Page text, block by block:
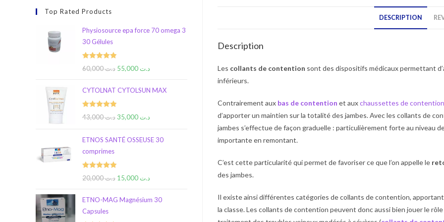
DESCRIPTION
Description
Les collants de contention sont des dispositifs médicaux permettant
inférieurs.
Contrairement aux bas de contention et auxchaussettes de contention
d’apporter un maintien sur la totalité des jambes. Avec les collants de
jambes s’effectue de façon graduelle : particulièrement forte au niveau
importante en remontant.
C’est cette particularité qui permet de favoriser ce que l’on appelle le
des jambes.
Il existe ainsi différentes catégories de collants de contention,
la classe. Les collants de contention peuvent donc aussi bien jouer le
Top Rated Products
Physiosource epa force 70 omega 3
30 Gélules
Rated 5.00د.ت60,000 د.ت
CYTOLNAT CYTOLSUN MAX
Rated5.00د.ت43,000 د.ت
ETNOS SANTÉ OSSEUSE 30
comprimes
Rated5.00د.ت20,000 د.ت
ETNO-MAG Magnésium 30
Capsules